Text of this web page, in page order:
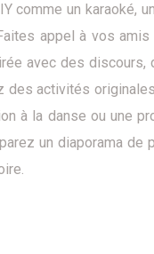
comme un karaoké,
appel à vos
avec des discours,
des activités
à la danse ou une
un diaporama de